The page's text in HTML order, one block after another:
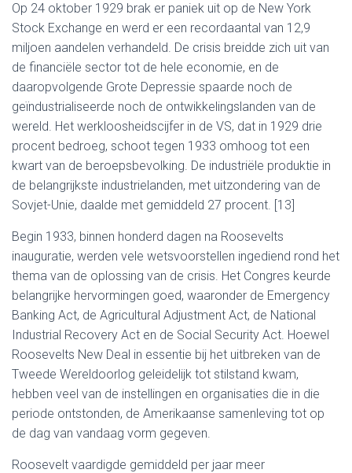
Op 24 oktober 1929 brak er paniek uit op de New York
Stock Exchange en werd er een recordaantal van 12,9
miljoen aandelen verhandeld. De crisis breidde zich uit van
de financiële sector tot de hele economie, en de
daaropvolgende Grote Depressie spaarde noch de
geïndustrialiseerde noch de ontwikkelingslanden van de
wereld. Het werkloosheidscijfer in de VS, dat in 1929 drie
procent bedroeg, schoot tegen 1933 omhoog tot een
kwart van de beroepsbevolking. De industriële produktie in
de belangrijkste industrielanden, met uitzondering van de
Sovjet-Unie, daalde met gemiddeld 27 procent. [13]
Begin 1933, binnen honderd dagen na Roosevelts
inauguratie, werden vele wetsvoorstellen ingediend rond het
thema van de oplossing van de crisis. Het Congres keurde
belangrijke hervormingen goed, waaronder de Emergency
Banking Act, de Agricultural Adjustment Act, de National
Industrial Recovery Act en de Social Security Act. Hoewel
Roosevelts New Deal in essentie bij het uitbreken van de
Tweede Wereldoorlog geleidelijk tot stilstand kwam,
hebben veel van de instellingen en organisaties die in die
periode ontstonden, de Amerikaanse samenleving tot op
de dag van vandaag vorm gegeven.
Roosevelt vaardigde gemiddeld per jaar meer